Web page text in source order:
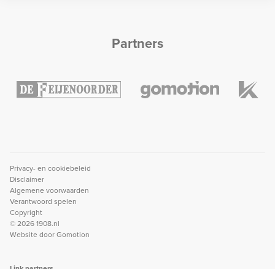
Partners
Privacy- en cookiebeleid
Disclaimer
Algemene voorwaarden
Verantwoord spelen
Copyright
© 2026 1908.nl
Website doorGomotion